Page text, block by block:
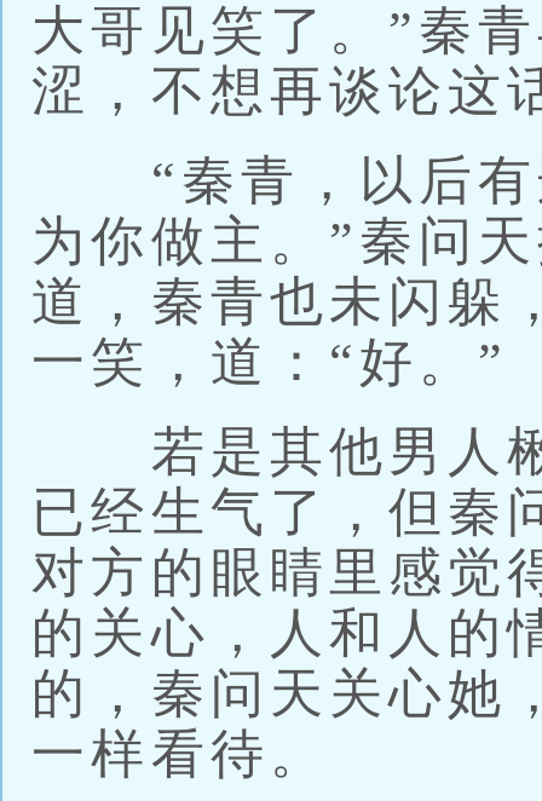
大哥见笑了。”秦
涩，不想再谈论这
“秦青，以后有
为你做主。”秦问
道，秦青也未闪躲
一笑，道：“好。”
若是其他男人楸
已经生气了，但秦
对方的眼睛里感觉
的关心，人和人的
的，秦问天关心她
一样看待。